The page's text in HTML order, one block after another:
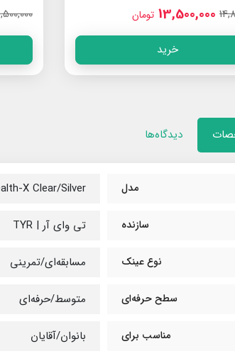
13,500,000 تومان
خرید
دیدگاه‌ها
مدل X Clear/Silver
سازنده تی وای آر | TYR
نوع عینک مسابقه‌ای/تمرینی
سطح حرفه‌ای متوسط/حرفه‌ای
مناسب برای بانوان/آقایان